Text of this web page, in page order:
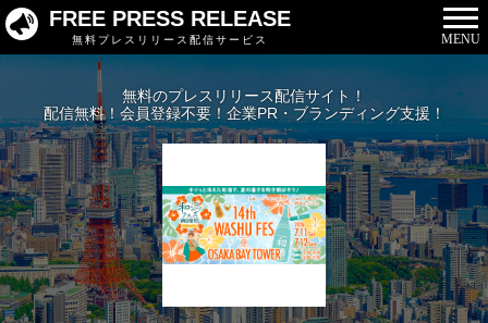
FREE PRESS RELEASE
無料プレスリリース配信サービス MENU
無料のプレスリリース配信サイト！
配信無料！会員登録不要！企業PR・ブランディング支援！